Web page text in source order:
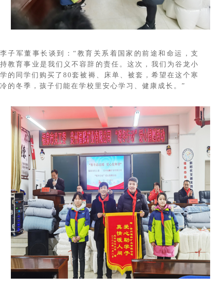
李子军董事长谈到：“教育关系着国家的前途和命运，支
持教育事业是我们义不容辞的责任。这次，我们为谷龙小
学的同学们购买了80套被褥、床单、被套，希望在这个寒
冷的冬季，孩子们能在学校里安心学习、健康成长。”